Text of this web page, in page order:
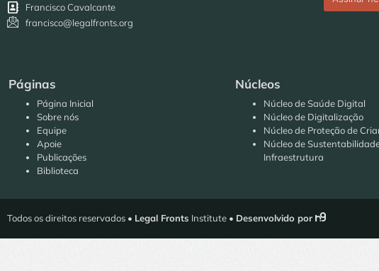
Francisco Cavalcante
francisco@legalfronts.org
Páginas
Página Inicial
Sobre nós
Equipe
Apoie
Publicações
Biblioteca
Núcleos
Núcleo de Saúde Digital
Núcleo de Digitalização
Núcleo de Proteção de
Núcleo de
Infraestrutura
Todos os direitos reservados • Legal Fronts Institute • Desenvolvido por